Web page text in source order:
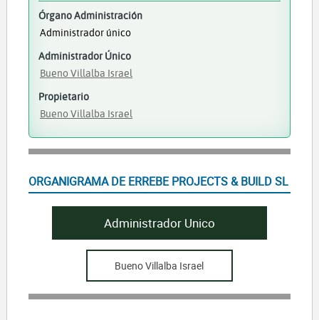
Órgano Administración
Administrador único
Administrador Único
Bueno Villalba Israel
Propietario
Bueno Villalba Israel
ORGANIGRAMA DE ERREBE PROJECTS & BUILD SL
Administrador Unico
Bueno Villalba Israel